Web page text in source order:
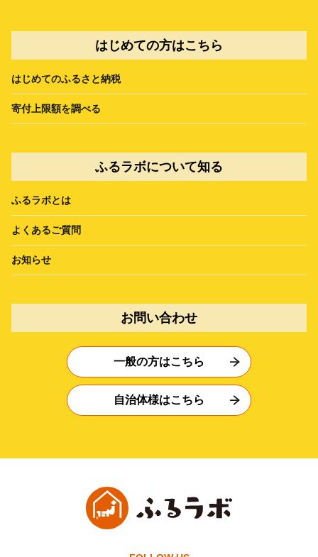
はじめての方はこちら
はじめてのふるさと納税
寄付上限額を調べる
ふるラボについて知る
ふるラボとは
よくあるご質問
お知らせ
お問い合わせ
一般の方はこちら
自治体様はこちら